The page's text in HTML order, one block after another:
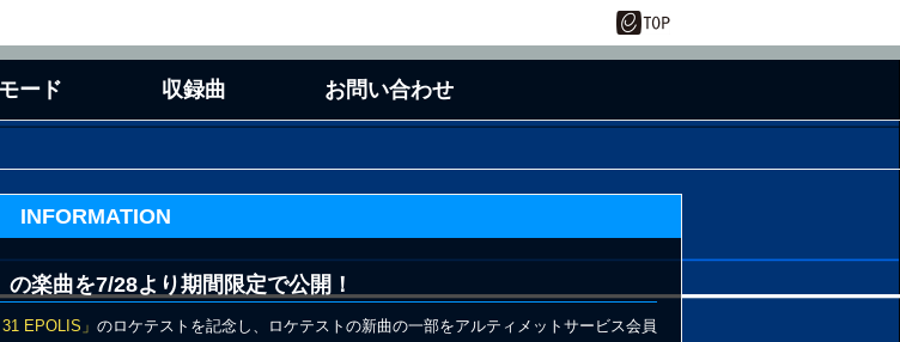
ード 収録曲 お問い合わせ
INFORMATION
楽曲を7/28より期間限定で公開！
EPOLIS」 のロケテストを記念し、ロケテストの新曲の一部をアルティメットサービス会員